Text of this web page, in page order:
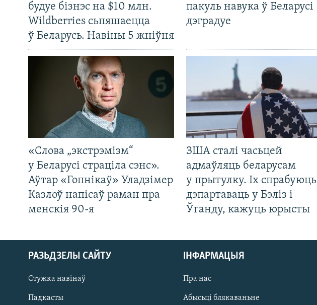
будуе бізнэс на $10 млн.
Wildberries сьпяшаецца
ў Беларусь. Навіны 5 жніўня
пакуль навука ў Беларусі
дэградуе
«Слова „экстрэмізм“
у Беларусі страціла сэнс».
Аўтар «Гопнікаў» Уладзімер
Казлоў напісаў раман пра
менскія 90-я
ЗША сталі часьцей
адмаўляць беларусам
у прытулку. Іх спрабуюць
дэпартаваць у Бэліз і
Ўганду, кажуць юрысты
РАЗЬДЗЕЛЫ САЙТУ
Стужка навінаў
Падкасты
ІНФАРМАЦЫЯ
Пра нас
Абысьці блякаваньне